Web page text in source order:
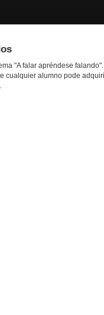
"A falar apréndese
cualquier alumno pode